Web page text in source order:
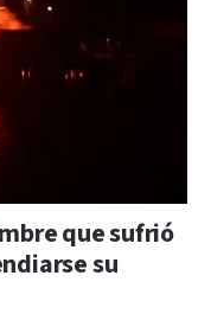
que sufrió
su